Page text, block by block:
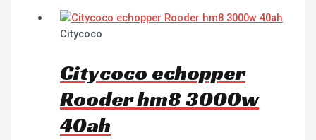
Citycoco
Citycoco echopper
Rooder hm8 3000w
40ah